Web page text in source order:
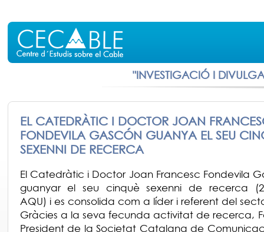
"INVESTIGACIÓ I
EL CATEDRÀTIC I DOCTOR JOAN
FONDEVILA GASCÓN GUANYA EL SEU
SEXENNI DE RECERCA
El Catedràtic i Doctor Joan Francesc Fondevila
guanyar el seu cinquè sexenni de recerca
AQU) i es consolida com a líder i referent del
Gràcies a la seva fecunda activitat de recerca,
President de la Societat Catalana de